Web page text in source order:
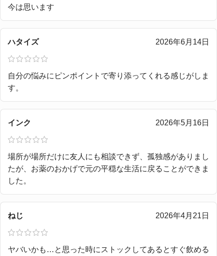
今は思います
ハタイズ 2026年6月14日
自分の悩みにピンポイントで寄り添ってくれる感じがしま
す。
インク 2026年5月16日
場所が場所だけに友人にも相談できず、孤独感がありまし
たが、お薬のおかげで元の平穏な生活に戻ることができま
した。
ねじ 2026年4月21日
ヤバいかも…と思った時にストックしてあるとすぐ飲める